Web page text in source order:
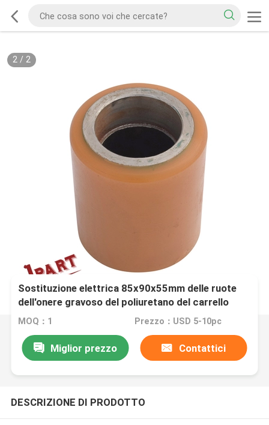
2/ 2
Sostituzione elettrica 85x90x55mm delle ruote
dell'onere gravoso del poliuretano del carrello
elevatore
MOQ：1 Prezzo：USD 5-10pc
Miglior prezzo Contattici
DESCRIZIONE DI PRODOTTO